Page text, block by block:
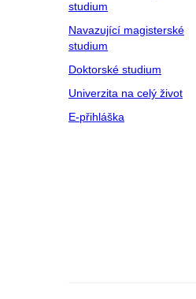
studium
Navazující magisterské
studium
Doktorské studium
Univerzita na celý život
E-přihláška